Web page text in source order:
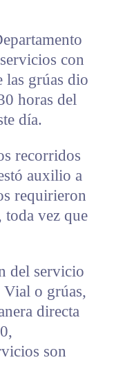
con
las grúas dio
horas del
día.
recorridos
auxilio a
requirieron
toda vez que
del servicio
o grúas,
directa
son